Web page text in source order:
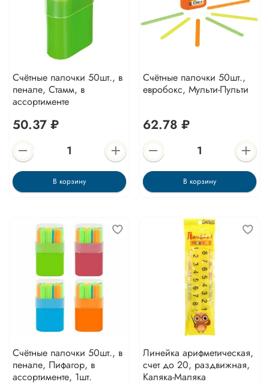
Счётные палочки 50шт., в
пенале, Стамм, в
ассортименте
50.37 ₽
В корзину
Счётные палочки 50шт.,
евробокс, Мульти-Пульти
62.78 ₽
В корзину
Счётные палочки 50шт., в
пенале, Пифагор, в
ассортименте, 1шт.
Линейка арифметическая,
счет до 20, раздвижная,
Каляка-Маляка